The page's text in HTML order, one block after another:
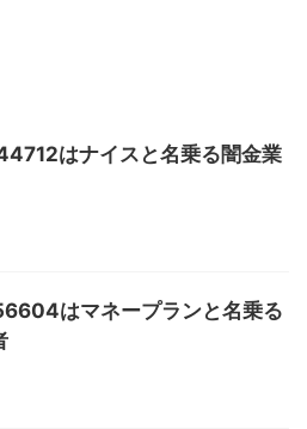
はナイスと名乗る闇金業
はマネープランと名乗る